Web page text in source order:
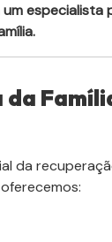
especialista
da